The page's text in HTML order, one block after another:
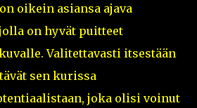
on oikein asiansa ajava
on hyvät puitteet
Valitettavasti itsestään
sen kurissa
joka olisi voinut